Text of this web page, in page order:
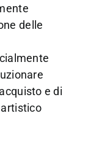
delle
e di